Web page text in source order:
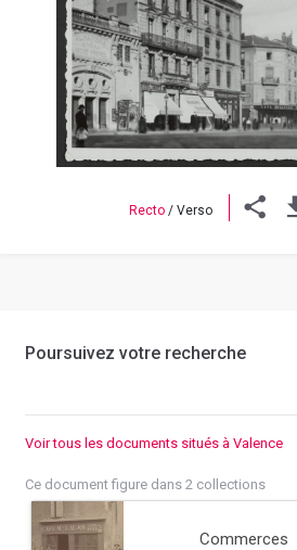
Previous
Recto / Verso
Poursuivez votre recherche
Voir tous les documents situés à Valence
Ce document figure dans 2 collections
Commerces